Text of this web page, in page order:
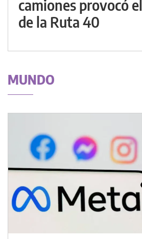
camiones provocó
de la Ruta 40
MUNDO